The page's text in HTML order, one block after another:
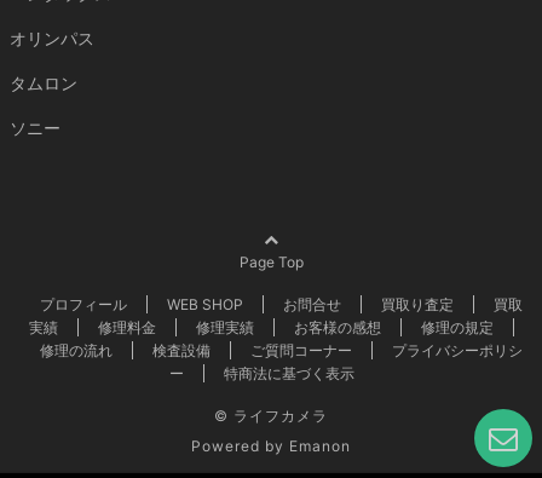
オリンパス
タムロン
ソニー
Page Top
プロフィール WEB SHOP お問合せ 買取り査定
買取
実績
修理料金 修理実績 お客様の感想
修理の規定
修理の流れ
検査設備 ご質問コーナー
プライバシーポリシ
ー
特商法に基づく表示
© ライフカメラ
Powered by Emanon